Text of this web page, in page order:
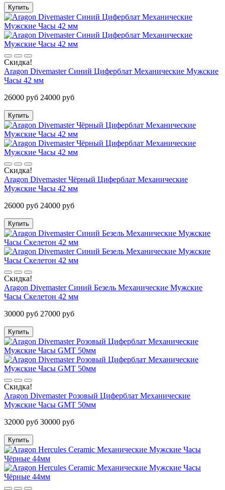
Купить
Скидка!
Aragon Divemaster Синий Циферблат Механические Мужские
Часы 42 мм
26000 руб 24000 руб
Купить
Скидка!
Aragon Divemaster Чёрный Циферблат Механические
Мужские Часы 42 мм
26000 руб 24000 руб
Купить
Скидка!
Aragon Divemaster Синий Безель Механические Мужские
Часы Скелетон 42 мм
30000 руб 27000 руб
Купить
Скидка!
Aragon Divemaster Розовый Циферблат Механические
Мужские Часы GMT 50мм
32000 руб 30000 руб
Купить